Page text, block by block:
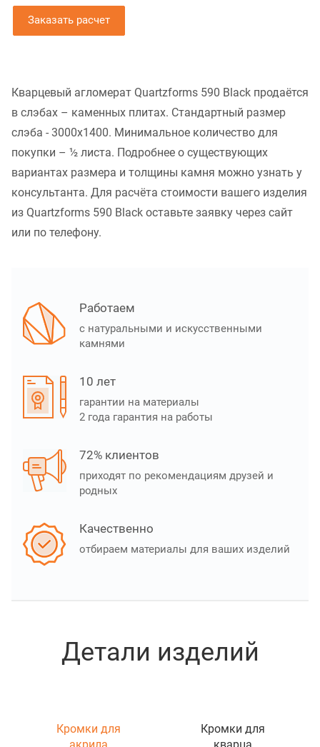
Заказать расчет
Кварцевый агломерат Quartzforms 590 Black продаётся
в слэбах – каменных плитах. Стандартный размер
слэба - 3000x1400. Минимальное количество для
покупки – ½ листа. Подробнее о существующих
вариантах размера и толщины камня можно узнать у
консультанта. Для расчёта стоимости вашего изделия
из Quartzforms 590 Black оставьте заявку через сайт
или по телефону.
Работаем
с натуральными и искусственными
камнями
10 лет
гарантии на материалы
2 года гарантия на работы
72% клиентов
приходят по рекомендациям друзей и
родных
Качественно
отбираем материалы для ваших изделий
Детали изделий
Кромки для
Кромки для